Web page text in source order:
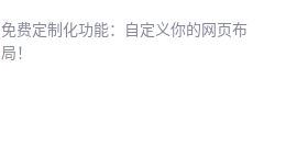
免费定制化功能：自定义你的网页布
局！